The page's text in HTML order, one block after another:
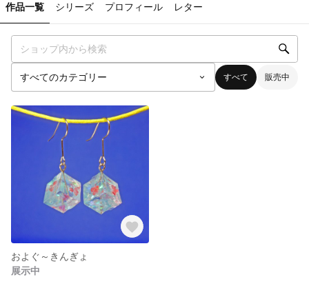
作品一覧 シリーズ プロフィール レター
すべて 販売中
およぐ～きんぎょ
展示中